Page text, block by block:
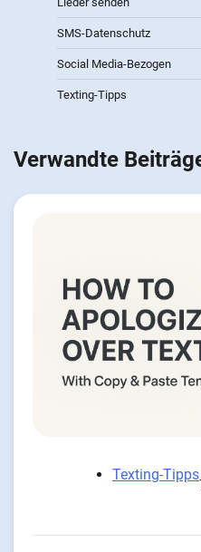
SMS-Datenschutz
Social Media-Bezogen
Texting-Tipps
Verwandte
Texting-Tipps